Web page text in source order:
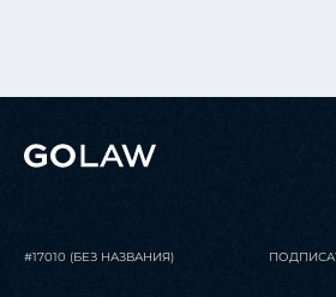
#17010 (БЕЗ НАЗВАНИЯ)